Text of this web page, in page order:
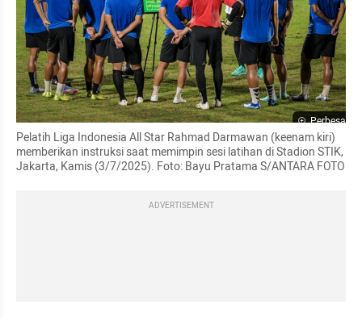
Perbesar
Pelatih Liga Indonesia All Star Rahmad Darmawan (keenam kiri)
memberikan instruksi saat memimpin sesi latihan di Stadion STIK,
Jakarta, Kamis (3/7/2025). Foto: Bayu Pratama S/ANTARA FOTO
ADVERTISEMENT